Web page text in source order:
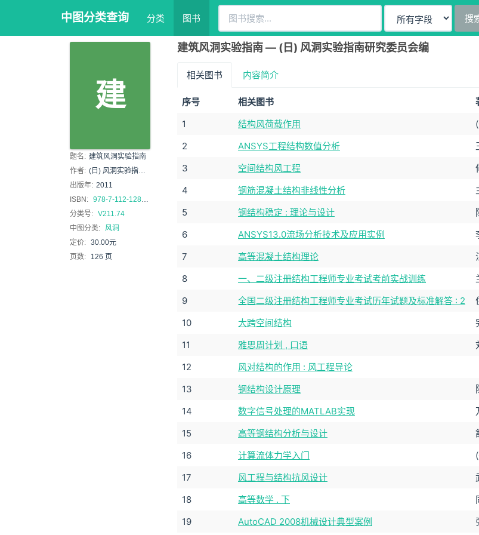
中图分类查询 分类 图书 搜
建
题名: 建筑风洞实验指南
作者: (日) 风洞实验指南研究委员会编
出版年: 2011
ISBN: 978-7-112-12896-9
分类号: V211.74
中图分类:
风洞
定价: 30.00元
页数:
126 页
建筑风洞实验指南 — (日) 风洞实验指南研究委员会编
相关图书 内容简介
序号 相关图书
1
结构风荷载作用
2
ANSYS工程结构数值分析
3
空间结构风工程
4
钢筋混凝土结构非线性分析
5
钢结构稳定 : 理论与设计
6
ANSYS13.0流场分析技术及应用实例
7
高等混凝土结构理论
8
一、二级注册结构工程师专业考试考前实战训练
9
全国二级注册结构工程师专业考试历年试题及标准解答 : 2
10
大跨空间结构
11
雅思周计划 , 口语
12
风对结构的作用 : 风工程导论
13
钢结构设计原理
14
数字信号处理的MATLAB实现
15
高等钢结构分析与设计
16
计算流体力学入门
17
风工程与结构抗风设计
18
高等数学 . 下
19
AutoCAD 2008机械设计典型案例